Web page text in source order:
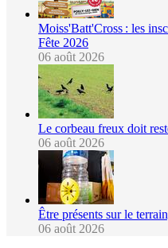
Moiss'Batt'Cross : les
Fête 2026
06 août 2026
Le corbeau freux doit
06 août 2026
Être présents sur le
06 août 2026